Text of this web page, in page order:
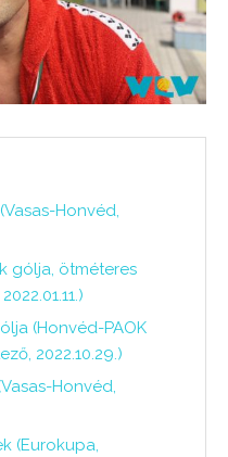
Honvéd,
gólja, ötméteres
(Honvéd-PAOK
2022.10.29.)
Honvéd,
(Eurokupa,